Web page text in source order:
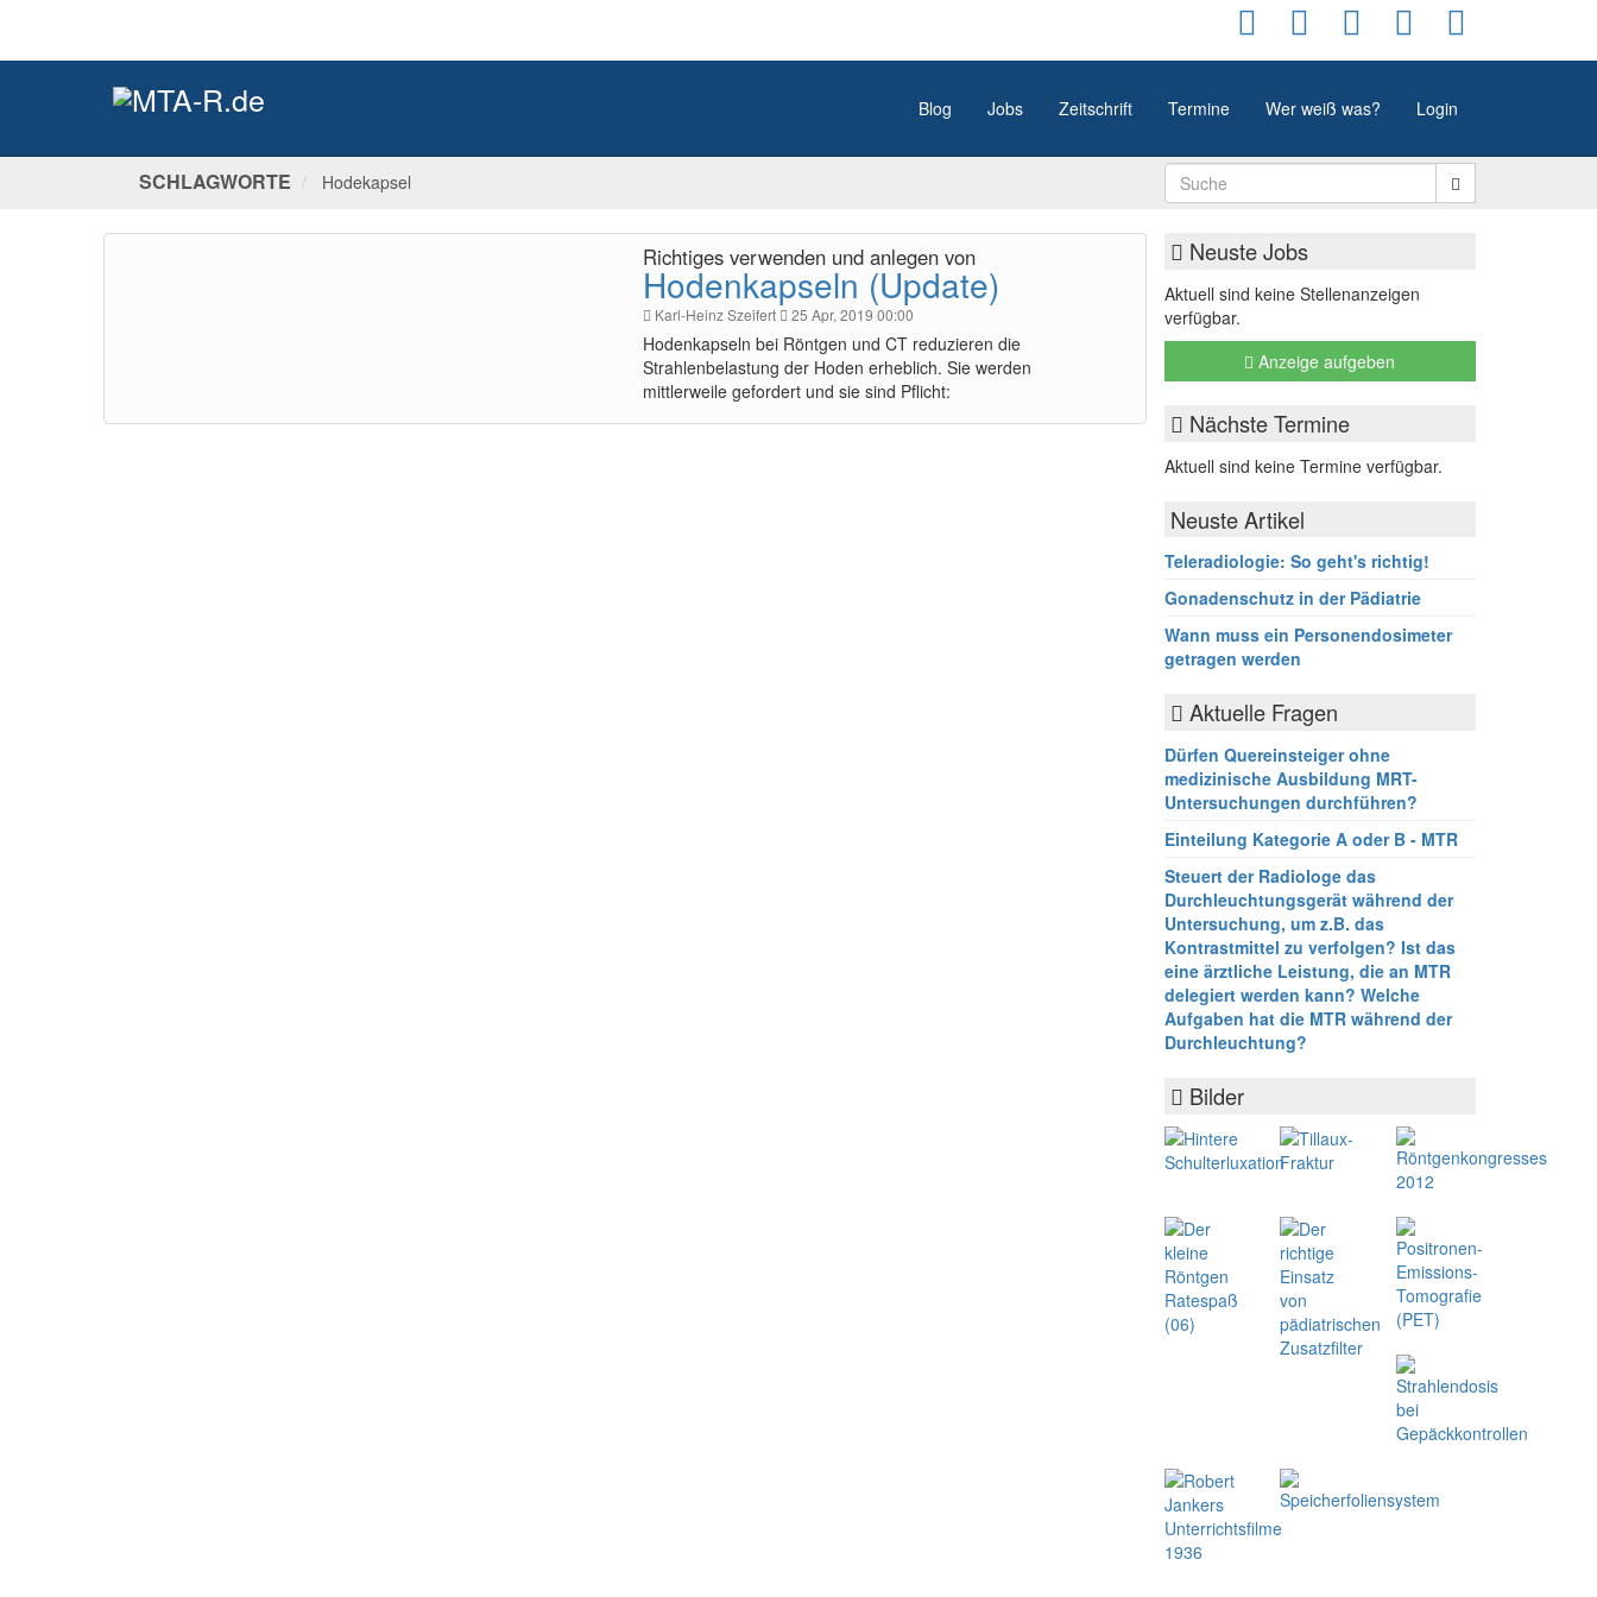
Blog Jobs Zeitschrift Termine Wer weiß was? Login
SCHLAGWORTE Hodekapsel
Richtiges verwenden und anlegen von
Hodenkapseln (Update)
Karl-Heinz Szeifert 25 Apr, 2019 00:00
Hodenkapseln bei Röntgen und CT reduzieren die
Strahlenbelastung der Hoden erheblich. Sie werden
mittlerweile gefordert und sie sind Pflicht:
Neuste Jobs
Aktuell sind keine Stellenanzeigen
verfügbar.
Anzeige aufgeben
Nächste Termine
Aktuell sind keine Termine verfügbar.
Neuste Artikel
Teleradiologie: So geht's richtig!
Gonadenschutz in der Pädiatrie
Wann muss ein Personendosimeter
getragen werden
Aktuelle Fragen
Dürfen Quereinsteiger ohne
medizinische Ausbildung MRT-
Untersuchungen durchführen?
Einteilung Kategorie A oder B - MTR
Steuert der Radiologe das
Durchleuchtungsgerät während der
Untersuchung, um z.B. das
Kontrastmittel zu verfolgen? Ist das
eine ärztliche Leistung, die an MTR
delegiert werden kann? Welche
Aufgaben hat die MTR während der
Durchleuchtung?
Bilder